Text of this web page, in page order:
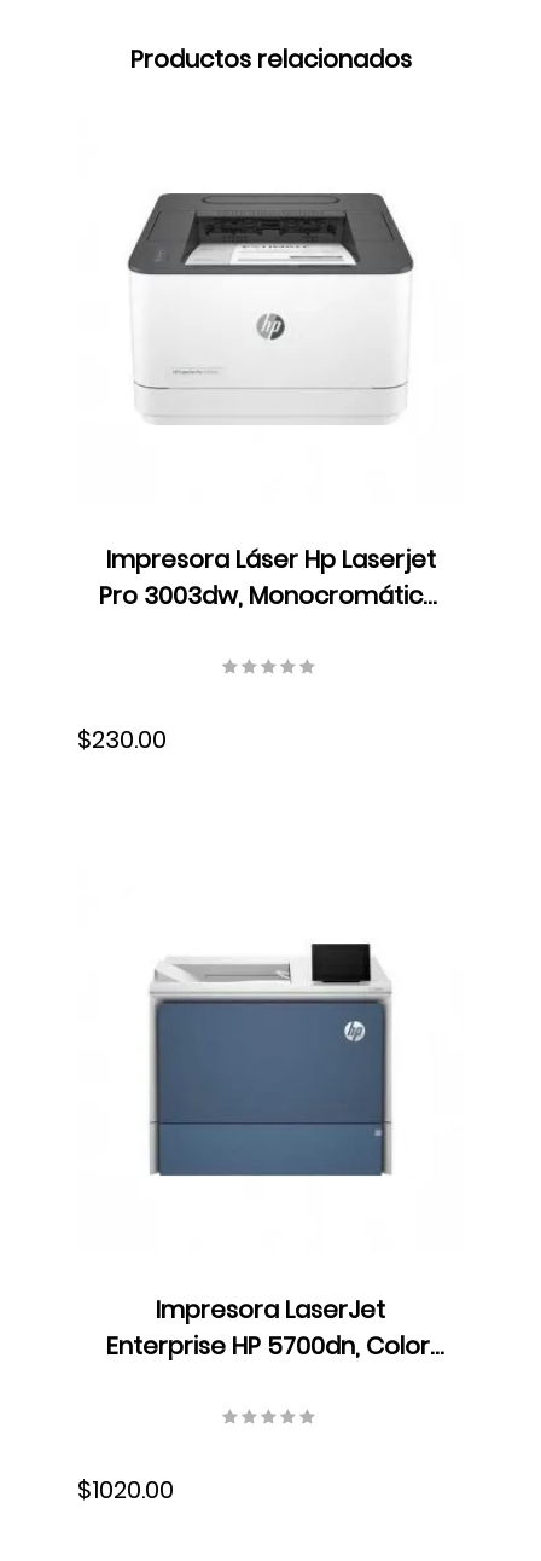
Productos relacionados
Impresora Láser Hp Laserjet
Pro 3003dw, Monocromática,
$230.00
Impresora LaserJet
Enterprise HP 5700dn, Color,
Resolución 600 dpi, Láser,
$1020.00